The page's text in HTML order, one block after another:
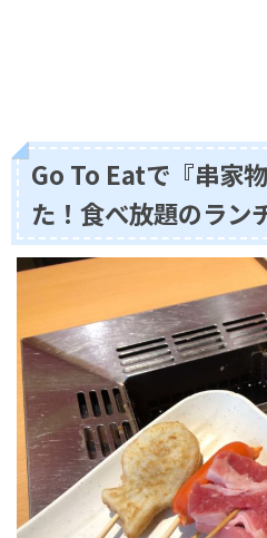
Go To Eatで『串家
た！食べ放題のラン